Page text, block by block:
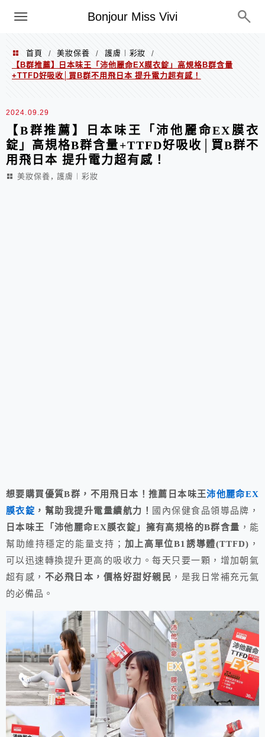
Bonjour Miss Vivi
選單
首頁 / 美妝保養 / 護膚︱彩妝
/
【B群推薦】日本味王「沛他麗命EX膜衣錠」高規格B群含量
+TTFD好吸收│買B群不用飛日本 提升電力超有感！
2024.09.29
【B群推薦】日本味王「沛他麗命EX膜衣
錠」高規格B群含量+TTFD好吸收│買B群不
用飛日本 提升電力超有感！
美妝保養 , 護膚︱彩妝
想要購買優質B群，不用飛日本！推薦日本味王沛他麗命EX
膜衣錠 ，幫助我提升電量續航力！
國內保健食品領導品牌，
日本味王「沛他麗命EX膜衣錠」擁有高規格的B群含量 ，能
幫助維持穩定的能量支持； 加上高單位B1誘導體(TTFD) ，
可以迅速轉換提升更高的吸收力。每天只要一顆，增加朝氣
超有感， 不必飛日本，價格好甜好親民 ，是我日常補充元氣
的必備品。